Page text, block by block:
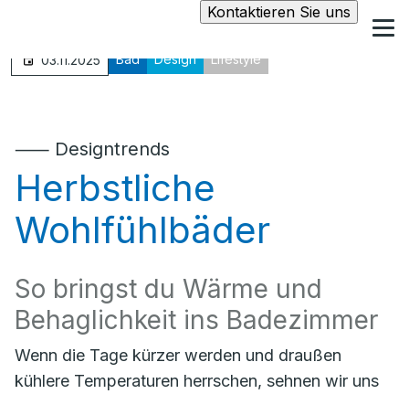
Kontaktieren Sie uns
03.11.2025 Bad Design Lifestyle
⸺ Designtrends
Herbstliche
Wohlfühlbäder
So bringst du Wärme und
Behaglichkeit ins Badezimmer
Wenn die Tage kürzer werden und draußen
kühlere Temperaturen herrschen, sehnen wir uns